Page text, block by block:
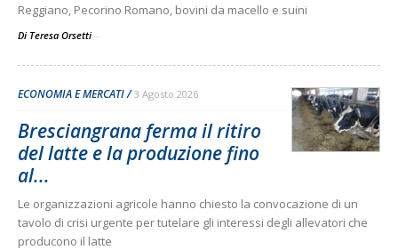
Reggiano, Pecorino Romano, bovini da macello e suini
Di Teresa Orsetti -
ECONOMIA E MERCATI 3 Agosto 2026
Bresciangrana ferma il ritiro
del latte e la produzione fino
al...
Le organizzazioni agricole hanno chiesto la convocazione di un
tavolo di crisi urgente per tutelare gli interessi degli allevatori che
producono il latte